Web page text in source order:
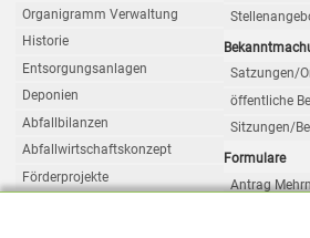
Organigramm Verwaltung
Historie
Entsorgungsanlagen
Deponien
Abfallbilanzen
Abfallwirtschaftskonzept
Förderprojekte
Satzungen/
öffentliche
Sitzungen/
Formulare
Antrag